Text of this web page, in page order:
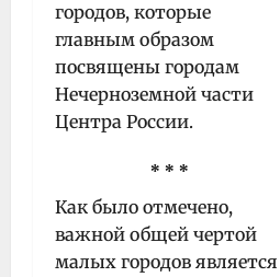
городов, которые
главным образом
посвящены городам
Нечерноземной части
Центра России.
* * *
Как было отмечено,
важной общей чертой
малых городов является